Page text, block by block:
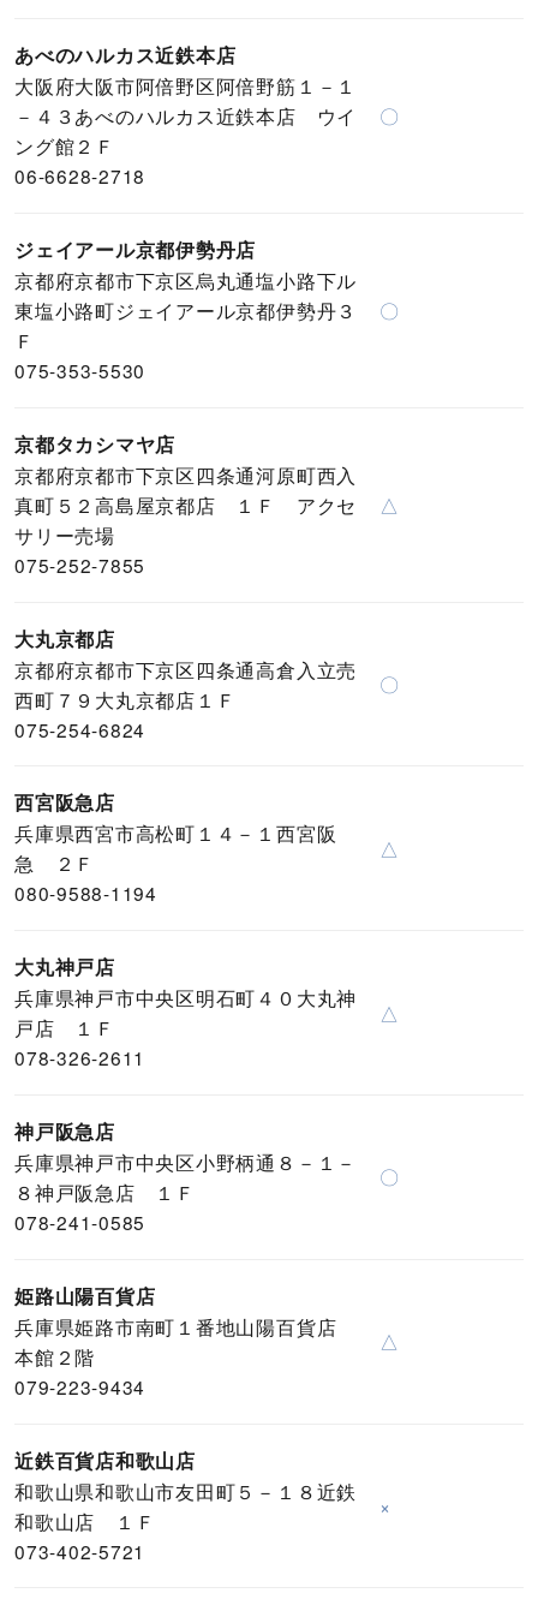
あべのハルカス近鉄本店
大阪府大阪市阿倍野区阿倍野筋１－１
－４３あべのハルカス近鉄本店 ウイ
ング館２Ｆ
06-6628-2718
〇
ジェイアール京都伊勢丹店
京都府京都市下京区烏丸通塩小路下ル
東塩小路町ジェイアール京都伊勢丹３
Ｆ
075-353-5530
〇
京都タカシマヤ店
京都府京都市下京区四条通河原町西入
真町５２高島屋京都店 １Ｆ アクセ
サリー売場
075-252-7855
△
大丸京都店
京都府京都市下京区四条通高倉入立売
西町７９大丸京都店１Ｆ
075-254-6824
〇
西宮阪急店
兵庫県西宮市高松町１４－１西宮阪
急 ２Ｆ
080-9588-1194
△
大丸神戸店
兵庫県神戸市中央区明石町４０大丸神
戸店 １Ｆ
078-326-2611
△
神戸阪急店
兵庫県神戸市中央区小野柄通８－１－
８神戸阪急店 １Ｆ
078-241-0585
〇
姫路山陽百貨店
兵庫県姫路市南町１番地山陽百貨店
本館２階
079-223-9434
△
近鉄百貨店和歌山店
和歌山県和歌山市友田町５－１８近鉄
和歌山店 １Ｆ
073-402-5721
×